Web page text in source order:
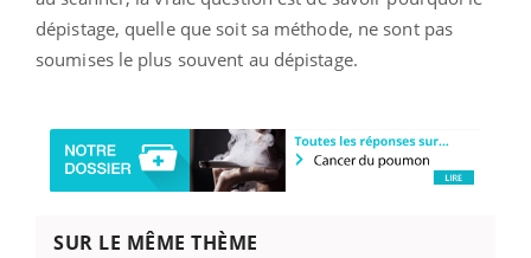
dépistage, quelle que soit sa méthode, ne sont pas
soumises le plus souvent au dépistage.
SUR LE MÊME THÈME